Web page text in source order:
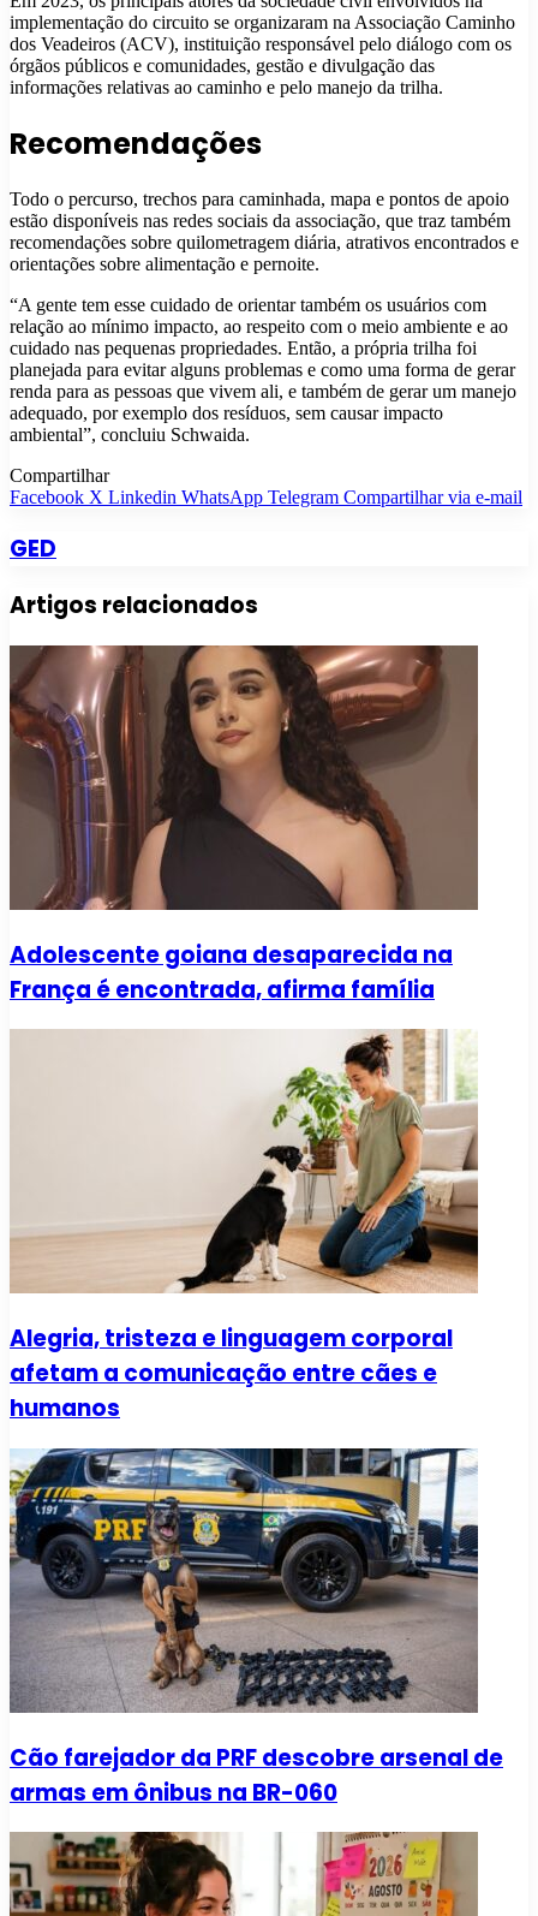
implementação do circuito se organizaram na Associação Caminho
dos Veadeiros (ACV), instituição responsável pelo diálogo com os
órgãos públicos e comunidades, gestão e divulgação das
informações relativas ao caminho e pelo manejo da trilha.
Recomendações
Todo o percurso, trechos para caminhada, mapa e pontos de apoio
estão disponíveis nas redes sociais da associação, que traz também
recomendações sobre quilometragem diária, atrativos encontrados e
orientações sobre alimentação e pernoite.
“A gente tem esse cuidado de orientar também os usuários com
relação ao mínimo impacto, ao respeito com o meio ambiente e ao
cuidado nas pequenas propriedades. Então, a própria trilha foi
planejada para evitar alguns problemas e como uma forma de gerar
renda para as pessoas que vivem ali, e também de gerar um manejo
adequado, por exemplo dos resíduos, sem causar impacto
ambiental”, concluiu Schwaida.
Compartilhar
Facebook X Linkedin WhatsApp Telegram Compartilhar via e-mail
GED
Artigos relacionados
Adolescente goiana desaparecida na
França é encontrada, afirma família
Alegria, tristeza e linguagem corporal
afetam a comunicação entre cães e
humanos
Cão farejador da PRF descobre arsenal de
armas em ônibus na BR-060